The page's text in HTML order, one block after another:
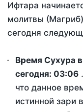
Ифтара
молитвы
сегодня
Время Сухура
сегодня: 03:06
что данное
истинной зари